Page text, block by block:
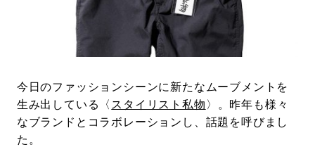
#ととけん #FASHION #MUSIC #MOVIE
#LIFESTYLE #SNEAKER #OUTDOOR
#SPORTS #HANDSOME HANDBOOK
今日のファッションシーンに新たなムーブメントを
生み出している〈 スタイリスト私物 〉。昨年も様々
なブランドとコラボレーションし、話題を呼びまし
た。